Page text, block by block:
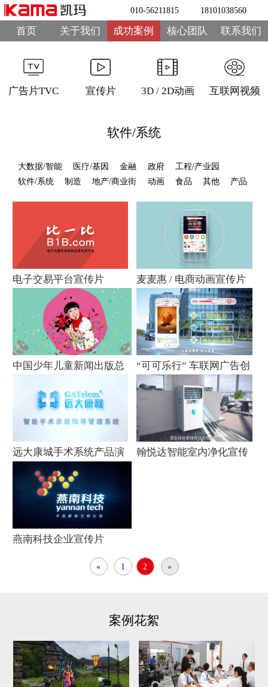
010-56211815 18101038560
首页 关于我们 成功案例 核心团队 联系我们
广告片TVC 宣传片 3D / 2D动画 互联网视频
软件/系统
大数据/智能 医疗/基因 金融 政府
工程/产业园
软件/系统
制造 地产/商业街 动画 食品 其他 产品
电子交易平台宣传片 麦麦惠 / 电商动画宣传片
中国少年儿童新闻出版总
“可可乐行” 车联网广告创
意片
远大康城手术系统产品演
示视频
翰悦达智能室内净化宣传
燕南科技企业宣传片
« 1 2 »
案例花絮